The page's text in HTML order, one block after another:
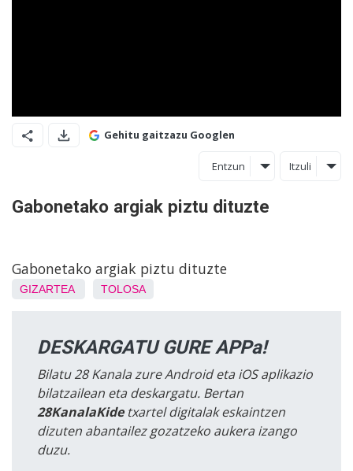
Gehitu gaitzazu Googlen
Entzun Itzuli
Gabonetako argiak piztu dituzte
Gabonetako argiak piztu dituzte
GIZARTEA TOLOSA
DESKARGATU GURE APPa!
Bilatu 28 Kanala zure Android eta iOS aplikazio
bilatzailean eta deskargatu. Bertan
28KanalaKidetxartel digitalak eskaintzen
dizuten abantailez gozatzeko aukera izango
duzu.